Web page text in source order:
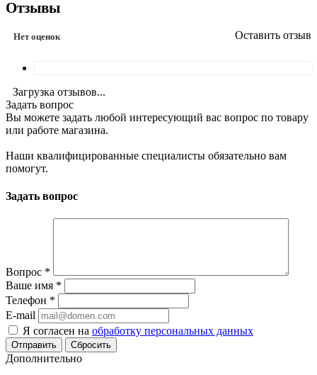
Отзывы
Нет оценок Оставить отзыв
Загрузка отзывов...
Задать вопрос
Вы можете задать любой интересующий вас вопрос по товару
или работе магазина.
Наши квалифицированные специалисты обязательно вам
помогут.
Задать вопрос
Вопрос *
Ваше имя *
Телефон *
E-mail
Я согласен на обработку персональных данных
Сбросить
Дополнительно